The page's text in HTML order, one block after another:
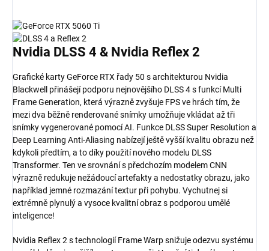
Nvidia DLSS 4 & Nvidia Reflex 2
Grafické karty GeForce RTX řady 50 s architekturou Nvidia
Blackwell přinášejí podporu nejnovějšího DLSS 4 s funkcí Multi
Frame Generation, která výrazně zvyšuje FPS ve hrách tím, že
mezi dva běžně renderované snímky umožňuje vkládat až tři
snímky vygenerované pomocí AI. Funkce DLSS Super Resolution a
Deep Learning Anti-Aliasing nabízejí ještě vyšší kvalitu obrazu než
kdykoli předtím, a to díky použití nového modelu DLSS
Transformer. Ten ve srovnání s předchozím modelem CNN
výrazně redukuje nežádoucí artefakty a nedostatky obrazu, jako
například jemné rozmazání textur při pohybu. Vychutnej si
extrémně plynulý a vysoce kvalitní obraz s podporou umělé
inteligence!
Nvidia Reflex 2 s technologií Frame Warp snižuje odezvu systému